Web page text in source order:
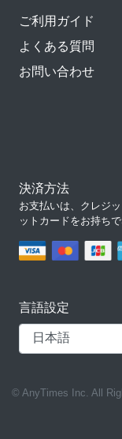
ご利用ガイド
よくある質問
お問い合わせ
決済方法
お支払いは、クレジ
ットカードをお持ち
言語設定
© AnyTimes Inc. All